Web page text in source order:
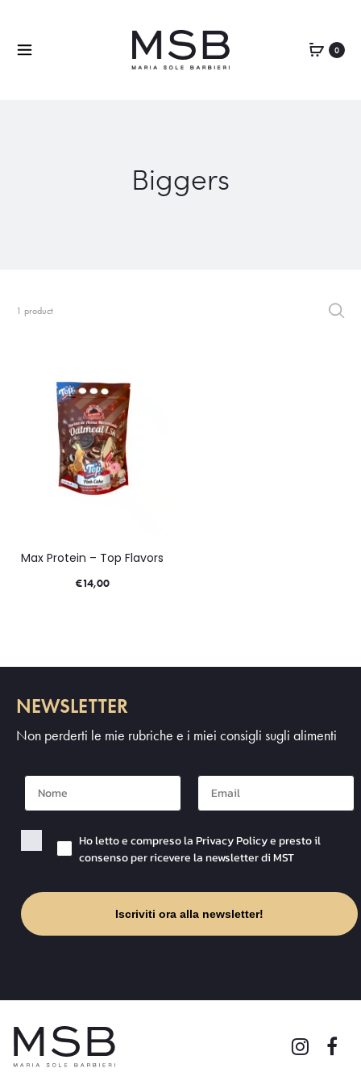
0
Biggers
1 product
Max Protein – Top Flavors
€14,00
NEWSLETTER
Non perderti le mie rubriche e i miei consigli sugli alimenti
Nome Mail
Checkbox PrivacyHo letto e compreso la Privacy Policy e presto il
consenso per ricevere la newsletter di MST
Iscriviti ora alla newsletter!